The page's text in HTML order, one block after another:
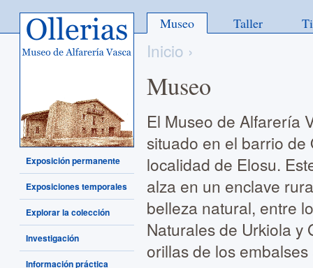
Ollerias - Museo de Alfarería
Vasca
Inicio ›
Museo
El Museo de Alfarería
situado en el barrio de
localidad de Elosu.
alza en un enclave
belleza natural, entre
Naturales de Urkiola y
orillas de los
Museo Taller
Exposición permanente
Exposiciones temporales
Explorar la colección
Investigación
Información práctica